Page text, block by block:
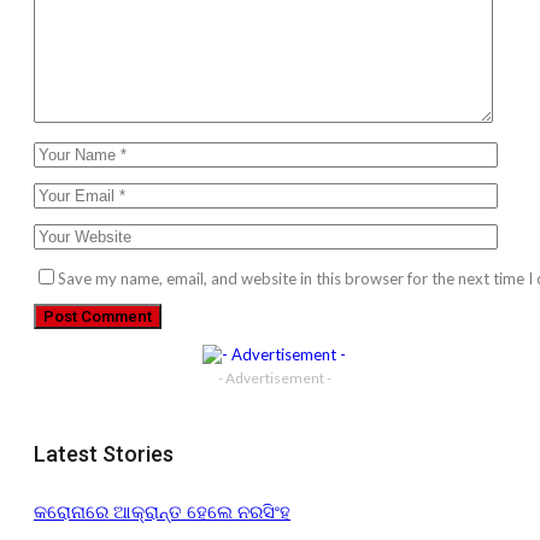
Save my name, email, and website in this browser for the next time I
- Advertisement -
Latest Stories
କରୋନାରେ ଆକ୍ରାନ୍ତ ହେଲେ ନରସିଂହ